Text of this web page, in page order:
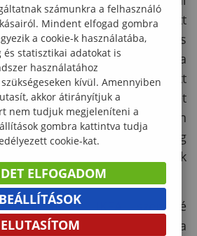
kulcsszerepet játszott
is elismert faipari és
amely a vállalat számára
jelent. Az újonnan átadott
a tanulási környezet
hanem szimbolikusan
és az egyetemi világ
a jövő generációinak
során az IKEA szeretné
az alapértékeket, mint a
számunkra a felhasználó
Mindent elfogad gombra
a cookie-k használatába,
statisztikai adatokat is
használatához
kívül. Amennyiben
akkor átirányítjuk a
nem tudjuk megjeleníteni a
gombra kattintva tudja
cookie-kat.
ELFOGADOM
BEÁLLÍTÁSOK
ELUTASÍTOM